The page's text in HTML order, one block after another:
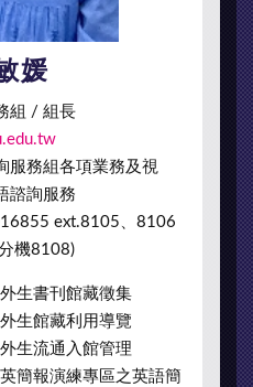
媛
組 / 組長
服務組各項業務及視
諮詢服務
ext.8105、8106
機8108)
生書刊館藏徵集
生館藏利用導覽
生流通入館管理
簡報演練專區之英語簡